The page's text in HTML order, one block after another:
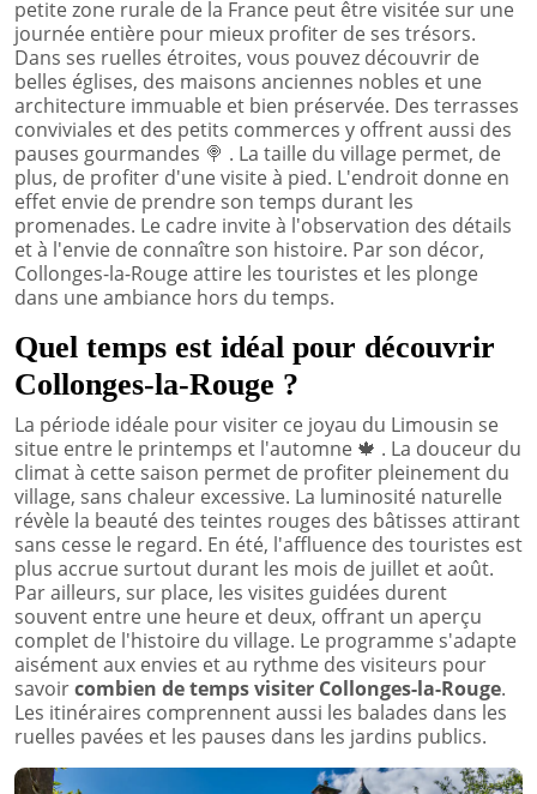
petite zone rurale de la France peut être visitée sur une
journée entière pour mieux profiter de ses trésors.
Dans ses ruelles étroites, vous pouvez découvrir de
belles églises, des maisons anciennes nobles et une
architecture immuable et bien préservée. Des terrasses
conviviales et des petits commerces y offrent aussi des
pauses gourmandes 🍭 . La taille du village permet, de
plus, de profiter d'une visite à pied. L'endroit donne en
effet envie de prendre son temps durant les
promenades. Le cadre invite à l'observation des détails
et à l'envie de connaître son histoire. Par son décor,
Collonges-la-Rouge attire les touristes et les plonge
dans une ambiance hors du temps.
Quel temps est idéal pour découvrir
Collonges-la-Rouge ?
La période idéale pour visiter ce joyau du Limousin se
situe entre le printemps et l'automne 🍁 . La douceur du
climat à cette saison permet de profiter pleinement du
village, sans chaleur excessive. La luminosité naturelle
révèle la beauté des teintes rouges des bâtisses attirant
sans cesse le regard. En été, l'affluence des touristes est
plus accrue surtout durant les mois de juillet et août.
Par ailleurs, sur place, les visites guidées durent
souvent entre une heure et deux, offrant un aperçu
complet de l'histoire du village. Le programme s'adapte
aisément aux envies et au rythme des visiteurs pour
savoircombien de temps visiter Collonges-la-Rouge.
Les itinéraires comprennent aussi les balades dans les
ruelles pavées et les pauses dans les jardins publics.